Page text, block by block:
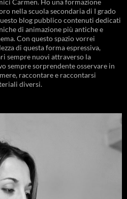
Carmen. Ho una formazione
nella scuola secondaria di I grado
blog pubblico contenuti dedicati
di animazione più antiche e
Con questo spazio vorrei
di questa forma espressiva,
sempre nuovi attraverso la
sempre sorprendente osservare in
raccontare e raccontarsi
diversi.